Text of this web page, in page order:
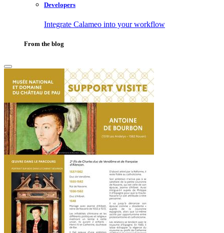
Developers
Integrate Calameo into your workflow
From the blog